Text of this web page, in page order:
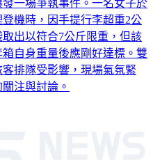
一場爭執事件。一名女子於
機時，因手提行李超重2公
出以符合7公斤限重，但該
自身重量後應剛好達標。雙
排隊受影響，現場氣氛緊
注與討論。